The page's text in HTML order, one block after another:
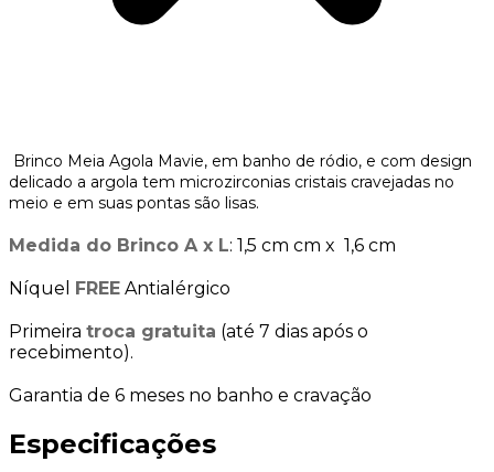
Brinco Meia Agola Mavie, em banho de ródio, e com design
delicado a argola tem microzirconias cristais cravejadas no
meio e em suas pontas são lisas.
Medida do Brinco A x L: 1,5 cm cm x 1,6 cm
Níquel FREE Antialérgico
Primeira troca gratuita (até 7 dias após o
recebimento).
Garantia de 6 meses no banho e cravação
Especificações